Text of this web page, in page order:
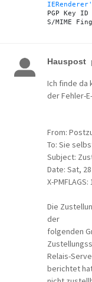
PGP Key ID
Hauspost
Ich finde da
der Fehler-
From:
To: Sie
Subject:
Date: Sat,
X-
Die
der
folgenden
Relais-
berichtet